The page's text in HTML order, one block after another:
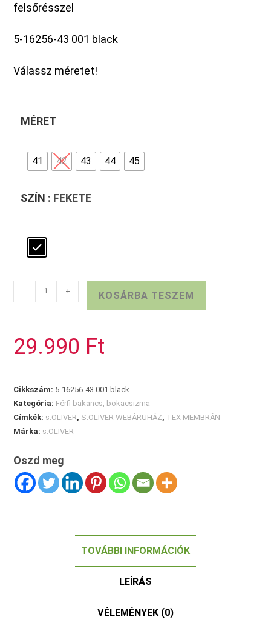
felsőrésszel
5-16256-43 001 black
Válassz méretet!
MÉRET
41 42 43 44 45
SZÍN : FEKETE
S.OLIVER
TEX
mennyiség
- + KOSÁRBA TESZEM
29.990 Ft
Cikkszám: 5-16256-43 001 black
Kategória: Férfi bakancs, bokacsizma
Címkék: s.OLIVER, S.OLIVER WEBÁRUHÁZ, TEX MEMBRÁN
Márka: s.OLIVER
Oszd meg
TOVÁBBI INFORMÁCIÓK
LEÍRÁS
VÉLEMÉNYEK (0)